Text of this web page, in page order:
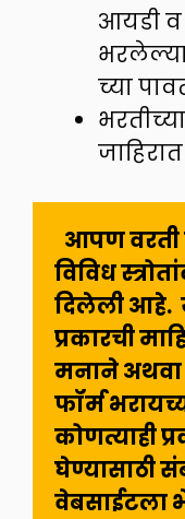
आयडी व
च्या
आपण वरती
विविध
दिलेली आहे.
प्रकारची
मनाने अथवा
फॉर्म
कोणत्याही
घेण्यासाठी
वेबसाईटला